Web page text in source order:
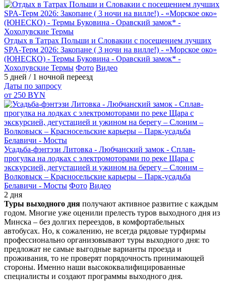
Отдых в Татрах Польши и Словакии с посещением лучших
SPA-Терм 2026: Закопане ( 3 ночи на вилле!) - «Морское око»
(ЮНЕСКО) - Термы Буковина - Оравский замок* -
Хохолувские Термы Фото Видео
5 дней / 1 ночной переезд
Даты по запросу
от 250 BYN
Усадьба-фэнтэзи Литовка - Любчанский замок - Сплав-
прогулка на лодках с электромоторами по реке Щара с
экскурсией, дегустацией и ужином на берегу – Слоним –
Волковыск – Красносельские карьеры – Парк-усадьба
Белавичи - Мосты Фото Видео
2 дня
Туры выходного дня получают активное развитие с каждым
годом. Многие уже оценили прелесть туров выходного дня из
Минска – без долгих переездов, в комфортабельных
автобусах. Но, к сожалению, не всегда рядовые турфирмы
профессионально организовывают туры выходного дня: то
предложат не самые выгодные варианты проезда и
проживания, то не проверят порядочность принимающей
стороны. Именно наши высококвалифицированные
специалисты и создают программы выходного дня.